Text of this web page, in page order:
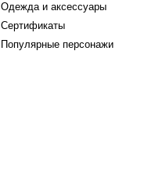
Одежда и аксессуары
Сертификаты
Популярные персонажи